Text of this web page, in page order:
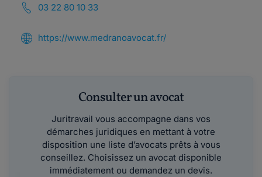
03 22 80 10 33
https://www.medranoavocat.fr/
Consulter un avocat
Juritravail vous accompagne dans vos
démarches juridiques en mettant à votre
disposition une liste d’avocats prêts à vous
conseillez. Choisissez un avocat disponible
immédiatement ou demandez un devis.